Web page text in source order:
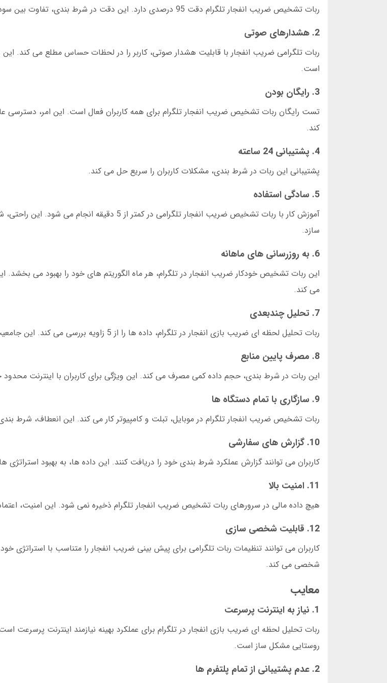
ربات تشخیص ضریب انفجار تلگرام دقت 95 درصدی دارد. این دقت در شرط بندی، تفاوت بین سود و زیان است.
2. هشدارهای صوتی
ربات تلگرامی ضریب انفجار با قابلیت هشدار صوتی، کاربر را در لحظات حساس مطلع می کند.
است.
3. رایگان بودن
تست رایگان ربات تشخیص ضریب انفجار تلگرام برای همه کاربران فعال است. این امر، دسترسی
کند.
4. پشتیبانی 24 ساعته
پشتیبانی این ربات در شرط بندی، مشکلات کاربران را سریع حل می کند.
5. سادگی استفاده
آموزش کار با ربات تشخیص ضریب انفجار تلگرامی در کمتر از 5
سازد.
6. به روزرسانی های ماهانه
این ربات تشخیص خودکار ضریب انفجار در تلگرام، هر ماه الگوریتم های خود را بهبود می
می کند.
7. تحلیل چندبعدی
ربات تحلیل لحظه ای ضریب بازی انفجار در تلگرام، داده ها را از 5 زاویه بررسی می کند. این جامعیت، شرط بندی را علمی می کند.
8. مصرف پایین منابع
این ربات در شرط بندی، حجم داده کمی مصرف می کند. این ویژگی برای کاربران با اینترنت
9. سازگاری با تمام دستگاه ها
ربات تشخیص ضریب انفجار تلگرام در موبایل، تبلت و کامپیوتر کار می کند. این انعطاف، شرط
10. گزارش های سفارشی
کاربران می توانند گزارش عملکرد شرط بندی خود را دریافت کنند. این داده ها، به بهبود
11. امنیت بالا
هیچ داده مالی در سرورهای ربات تشخیص ضریب انفجار تلگرام ذخیره نمی شود. این امنیت،
12. قابلیت شخصی سازی
کاربران می توانند تنظیمات ربات تلگرامی برای پیش بینی ضریب انفجار را متناسب با استراتژی
شخصی می کند.
معایب
1. نیاز به اینترنت پرسرعت
ربات تحلیل لحظه ای ضریب بازی انفجار در تلگرام برای عملکرد بهینه نیازمند اینترنت
روستایی مشکل ساز است.
2. عدم پشتیبانی از تمام پلتفرم ها